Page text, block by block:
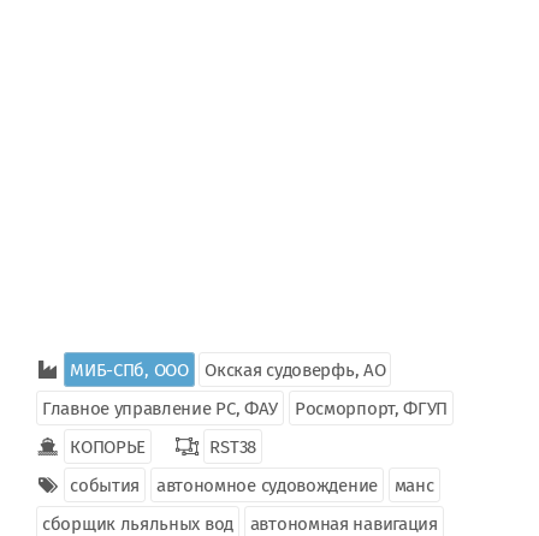
МИБ-СПб, ООО
Окская судоверфь, АО
Главное управление РС, ФАУ
Росморпорт, ФГУП
КОПОРЬЕ
RST38
события
автономное судовождение
манс
сборщик льяльных вод
автономная навигация